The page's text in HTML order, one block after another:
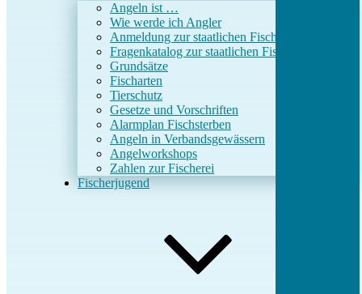
Angeln ist …
Wie werde ich Angler
Anmeldung zur staatlichen Fischerprüfung
Fragenkatalog zur staatlichen Fischerprüfung
Grundsätze
Fischarten
Tierschutz
Gesetze und Vorschriften
Alarmplan Fischsterben
Angeln in Verbandsgewässern
Angelworkshops
Zahlen zur Fischerei
Fischerjugend